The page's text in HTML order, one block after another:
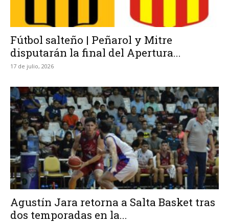
Fútbol salteño | Peñarol y Mitre
disputarán la final del Apertura...
17 de julio, 2026
Agustín Jara retorna a Salta Basket tras
dos temporadas en la...